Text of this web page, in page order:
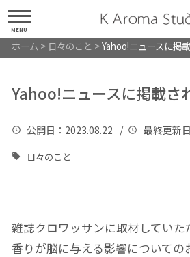
MENU
ホーム > 日々のこと >Yahoo!ニュースに掲
Yahoo!ニュースに掲載さ
公開日 ：2023.08.22 / 最終更新日
日々のこと
雑誌クロワッサンに取材していた
香りが脳に与える影響についての